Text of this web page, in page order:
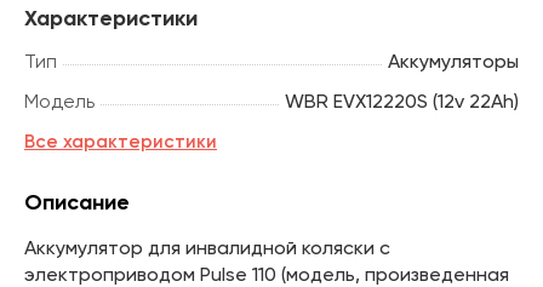
Характеристики
Тип
Аккумуляторы
Модель
WBR EVX12220S (12v 22Ah)
Все характеристики
Описание
Аккумулятор для инвалидной коляски с
электроприводом Pulse 110 (модель, произведенная